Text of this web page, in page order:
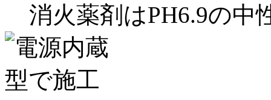
消火薬剤はPH6.9の中